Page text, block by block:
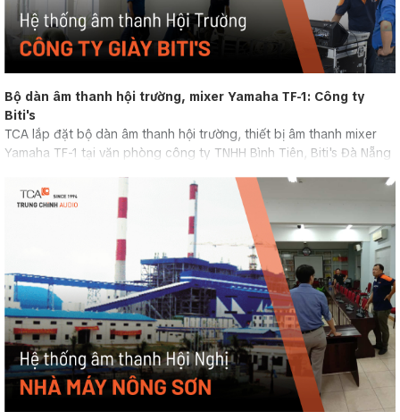
Bộ dàn âm thanh hội trường, mixer Yamaha TF-1: Công ty
Biti's
TCA lắp đặt bộ dàn âm thanh hội trường, thiết bị âm thanh mixer
Yamaha TF-1 tại văn phòng công ty TNHH Bình Tiên, Biti's Đà Nẵng